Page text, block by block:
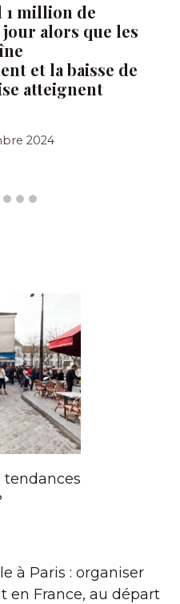
million de
alors que les
et la baisse de
atteignent
2024
à Paris : organiser
en France, au départ